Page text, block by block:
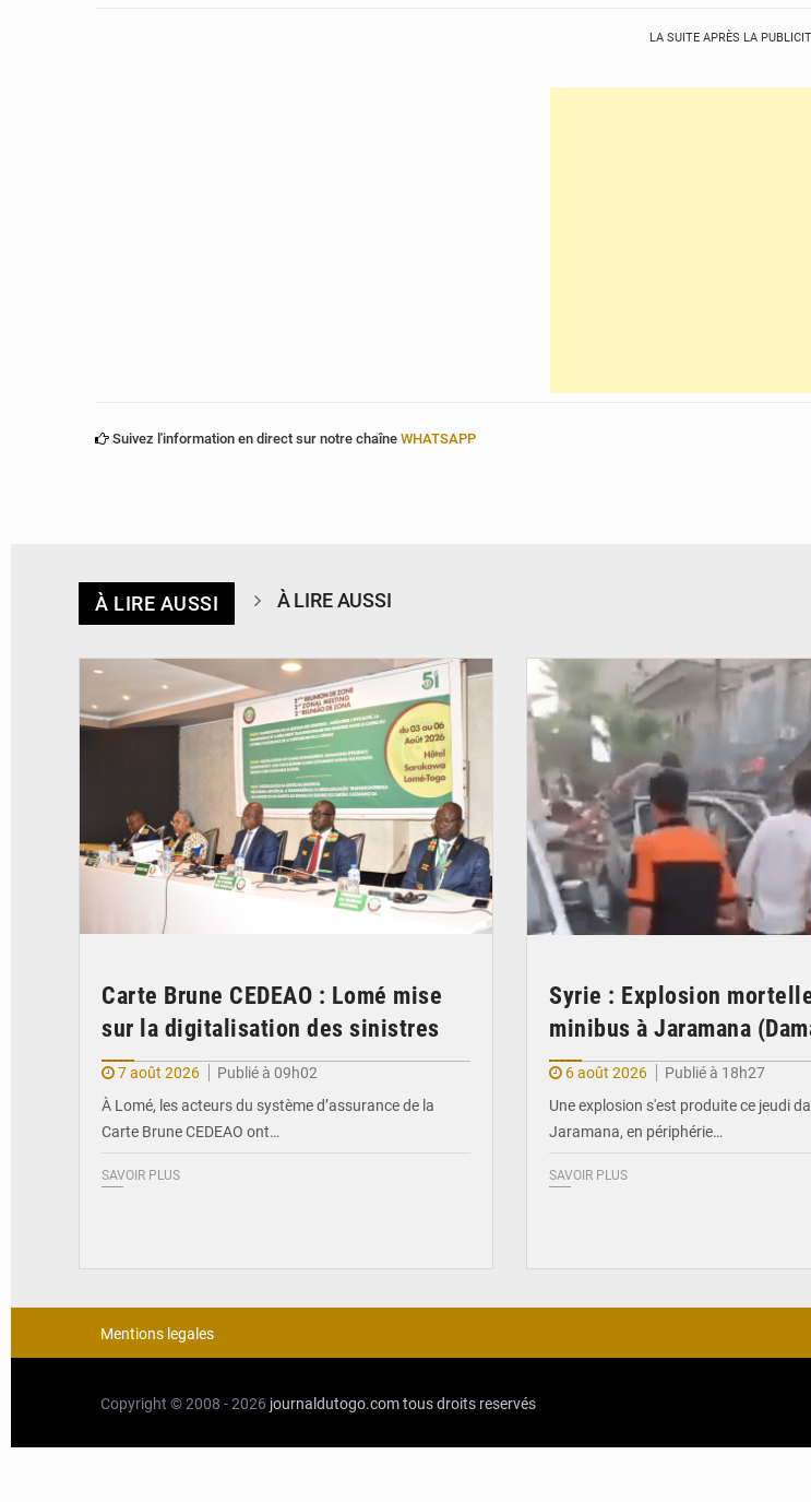
LA SUITE APRÈS LA
Suivez l'information en direct sur notre chaîne WHATSAPP
À LIRE AUSSI À LIRE AUSSI
Carte Brune CEDEAO : Lomé mise
sur la digitalisation des sinistres
7 août 2026
Publié à 09h02
À Lomé, les acteurs du système d’assurance de la
Carte Brune CEDEAO ont…
SAVOIR PLUS
Syrie : Explosion
minibus à Jaramana
6 août 2026
Publié à 18h27
Une explosion s'est produite ce jeudi
Jaramana, en périphérie…
SAVOIR PLUS
Mentions legales
Copyright © 2008 - 2026 journaldutogo.comtous droits reservés